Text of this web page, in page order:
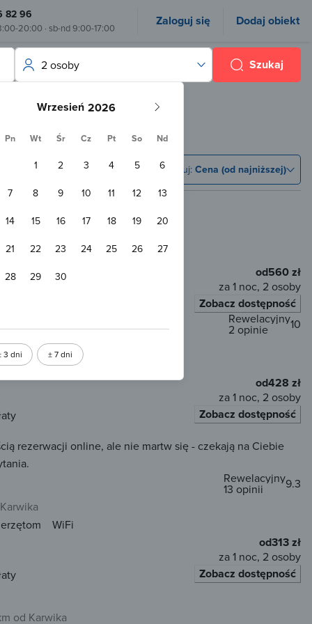
82 96
20:00 · sb-nd 9:00-17:00 Zaloguj się Dodaj obiekt
Wrzesień
Pn Wt Śr Cz Pt So Nd
1 2 3 4 5
6
7
8 9 10 11 12
13
14
15 16 17 18 19
20
21
22 23 24 25 26
27
28
29 30
3 dni ± 7 dni
2 osoby Szukaj
Sortuj: Cena (od najniższej)
od560 zł
za 1 noc, 2 osoby
Zobacz dostępność
centrum
10
Rewelacyjny
2 opinie
WiFi
od428 zł
za 1 noc, 2 osoby
Zobacz dostępność
rezerwacji online, ale nie martw się - czekają na Ciebie
9.3
Rewelacyjny
13 opinii
WiFi
od313 zł
za 1 noc, 2 osoby
Zobacz dostępność
od Karwika